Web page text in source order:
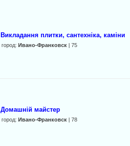
Викладання плитки, сантехніка, каміни
город: Ивано-Франковск| 75
Домашній майстер
город: Ивано-Франковск| 78